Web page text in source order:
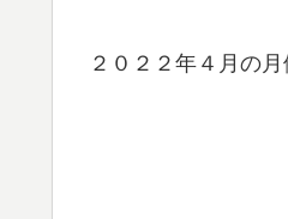
２０２２年４月の